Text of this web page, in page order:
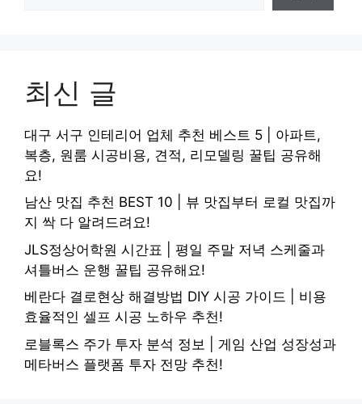
최신 글
대구 서구 인테리어 업체 추천 베스트 5 | 아파트,
복층, 원룸 시공비용, 견적, 리모델링 꿀팁 공유해
요!
남산 맛집 추천 BEST 10 | 뷰 맛집부터 로컬 맛집까
지 싹 다 알려드려요!
JLS정상어학원 시간표 | 평일 주말 저녁 스케줄과
셔틀버스 운행 꿀팁 공유해요!
베란다 결로현상 해결방법 DIY 시공 가이드 | 비용
효율적인 셀프 시공 노하우 추천!
로블록스 주가 투자 분석 정보 | 게임 산업 성장성과
메타버스 플랫폼 투자 전망 추천!